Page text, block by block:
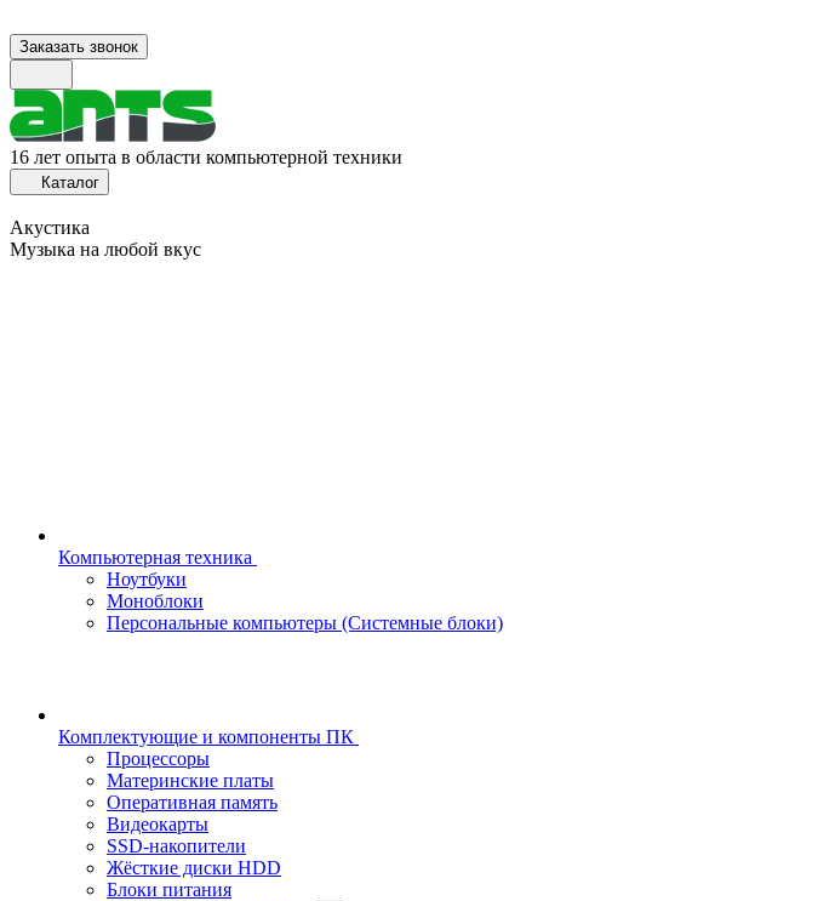
Заказать звонок
16 лет опыта в области компьютерной техники
Каталог
Акустика
Музыка на любой вкус
Компьютерная техника
Ноутбуки
Моноблоки
Персональные компьютеры (Системные блоки)
Комплектующие и компоненты ПК
Процессоры
Материнские платы
Оперативная память
Видеокарты
SSD-накопители
Жёсткие диски HDD
Блоки питания